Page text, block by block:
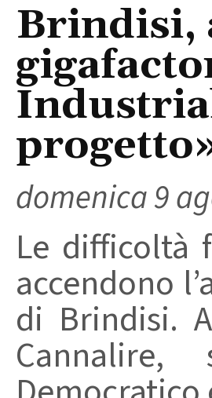
Brindisi,
domenica 9
Le difficoltà
accendono
di Brindisi.